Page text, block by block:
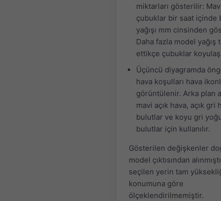
miktarları gösterilir:
çubuklar bir saat içinde
yağışı mm cinsinden
Daha fazla model yağış
ettikçe çubuklar
Üçüncü diyagramda
hava koşulları hava
görüntülenir. Arka plan
mavi açık hava, açık gri
bulutlar ve koyu gri
bulutlar için kullanılır.
Gösterilen değişkenler
model çıktısından
seçilen yerin tam
konumuna göre
ölçeklendirilmemiştir.